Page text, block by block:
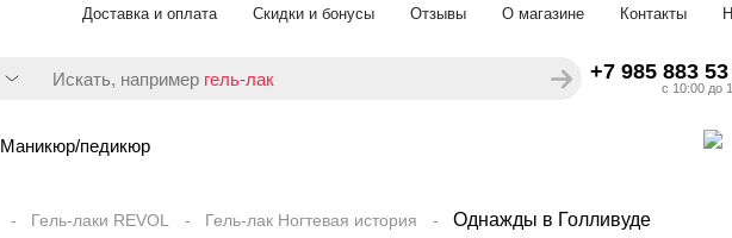
Доставка и оплата Скидки и бонусы Отзывы О магазине Контакты
Искать, например гель-лак +7 985 883
с 10:00 до
Маникюр/педикюр
Гель-лаки REVOL Гель-лак Ногтевая история Однажды в Голливуде